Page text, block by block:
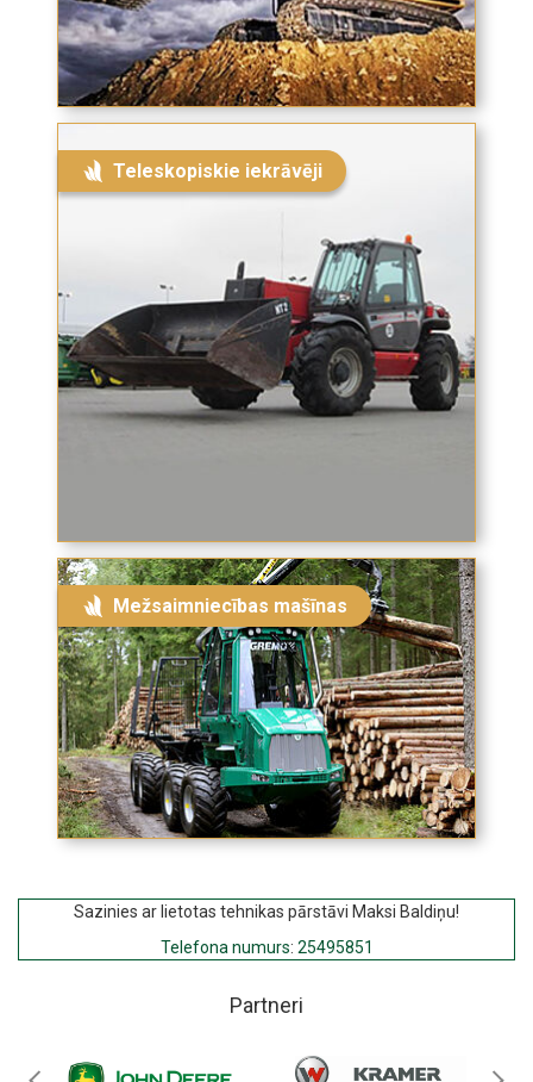
Teleskopiskie iekrāvēji
Mežsaimniecības mašīnas
Sazinies ar lietotas tehnikas pārstāvi Maksi Baldiņu!
Telefona numurs: 25495851
Partneri
pirkumam.
Es piekrītu saņemt tiešā mārketinga paziņojumus no
SIA DOJUS Latvija uz norādīto e-pasta adresi
IEGRIEZT RATU